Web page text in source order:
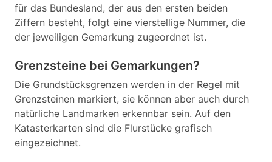
für das Bundesland, der aus den ersten beiden
Ziffern besteht, folgt eine vierstellige Nummer, die
der jeweiligen Gemarkung zugeordnet ist.
Grenzsteine bei Gemarkungen?
Die Grundstücksgrenzen werden in der Regel mit
Grenzsteinen markiert, sie können aber auch durch
natürliche Landmarken erkennbar sein. Auf den
Katasterkarten sind die Flurstücke grafisch
eingezeichnet.